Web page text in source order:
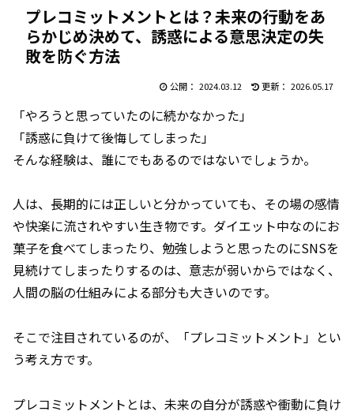
プレコミットメントとは？未来の行動をあ
らかじめ決めて、誘惑による意思決定の失
敗を防ぐ方法
2024.03.12 2026.05.17
「やろうと思っていたのに続かなかった」
「誘惑に負けて後悔してしまった」
そんな経験は、誰にでもあるのではないでしょうか。
人は、長期的には正しいと分かっていても、その場の感情
や快楽に流されやすい生き物です。ダイエット中なのにお
菓子を食べてしまったり、勉強しようと思ったのにSNSを
見続けてしまったりするのは、意志が弱いからではなく、
人間の脳の仕組みによる部分も大きいのです。
そこで注目されているのが、「プレコミットメント」とい
う考え方です。
プレコミットメントとは、未来の自分が誘惑や衝動に負け